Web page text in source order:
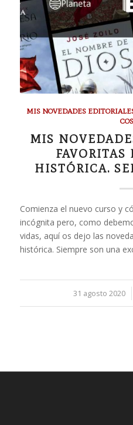
MIS NOVEDADES
MIS
HISTÓRICA.
Comienza el nuevo curso y
incógnita pero, como
vidas, aquí os dejo las
histórica. Siempre son una
31 agosto 2020
/